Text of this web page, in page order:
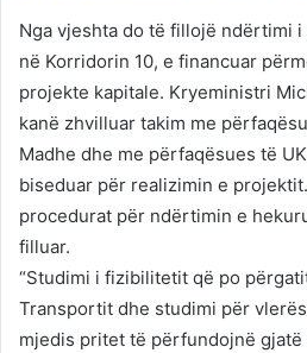
Nga vjeshta do të fillojë ndërtimi
në Korridorin 10, e financuar
projekte kapitale. Kryeministri
kanë zhvilluar takim me
Madhe dhe me përfaqësues të
biseduar për realizimin e
procedurat për ndërtimin e
filluar.
“Studimi i fizibilitetit që po
Transportit dhe studimi për
mjedis pritet të përfundojnë gjatë